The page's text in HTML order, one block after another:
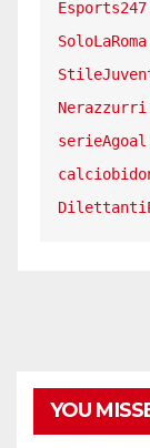
YOU